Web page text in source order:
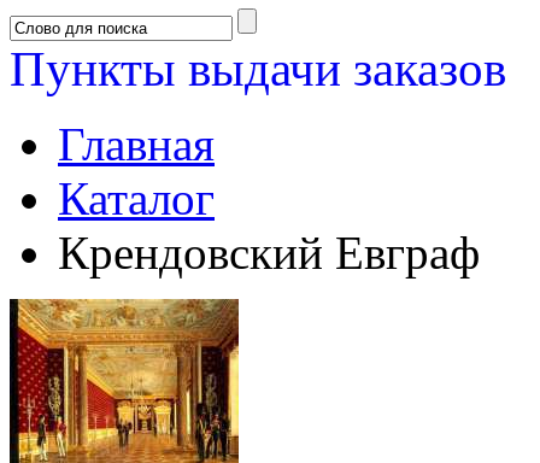
Пункты выдачи заказов
Главная
Каталог
Крендовский Евграф